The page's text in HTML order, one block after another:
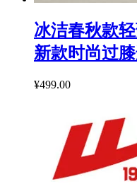
冰洁春秋款
新款时尚过
¥499.00